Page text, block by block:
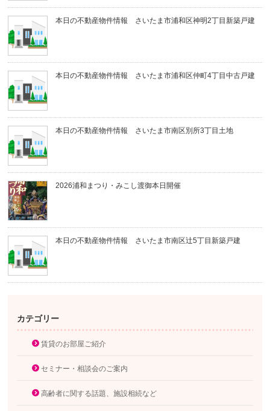
本日の不動産物件情報 さいたま市浦和区神明2丁目新築戸建
本日の不動産物件情報 さいたま市浦和区仲町4丁目中古戸建
本日の不動産物件情報 さいたま市南区別所3丁目土地
2026浦和まつり・みこし渡御本日開催
本日の不動産物件情報 さいたま市南区辻5丁目新築戸建
カテゴリー
賃貸のお部屋ご紹介
セミナー・相談会のご案内
高齢者に関する話題、施設相続など